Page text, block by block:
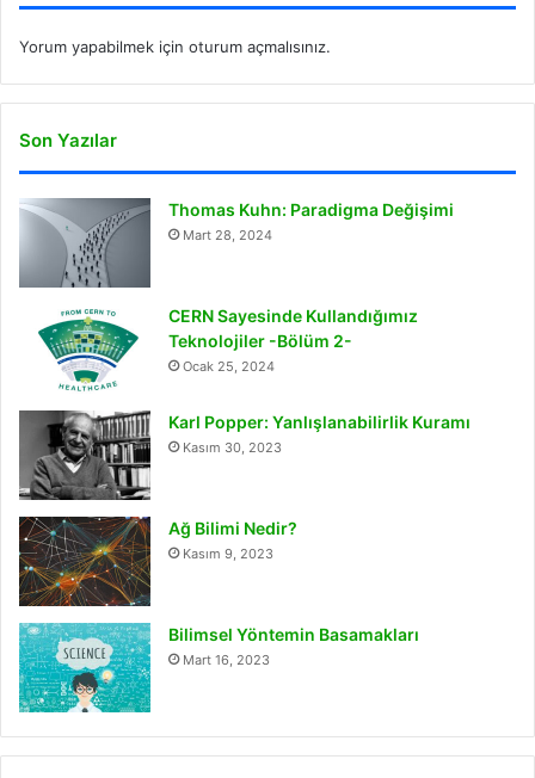
Yorum yapabilmek için oturum açmalısınız.
Son Yazılar
Thomas Kuhn: Paradigma Değişimi
Mart 28, 2024
CERN Sayesinde Kullandığımız
Teknolojiler -Bölüm 2-
Ocak 25, 2024
Karl Popper: Yanlışlanabilirlik Kuramı
Kasım 30, 2023
Ağ Bilimi Nedir?
Kasım 9, 2023
Bilimsel Yöntemin Basamakları
Mart 16, 2023